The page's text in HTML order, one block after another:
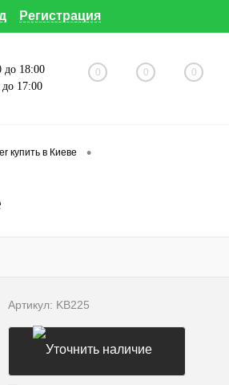
Регистрация
до 18:00
17:00
0 0 0
купить в Киеве •
Артикул: KB225